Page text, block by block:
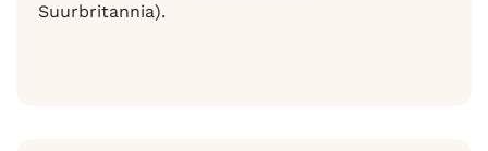
Suurbritannia).